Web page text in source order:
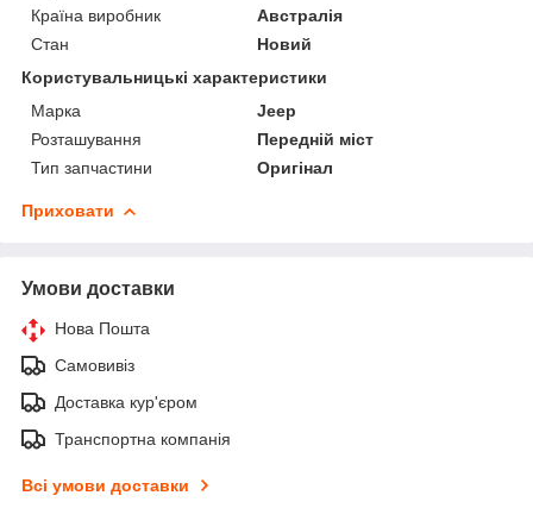
Країна виробник
Австралія
Стан
Новий
Користувальницькі характеристики
Марка
Jeep
Розташування
Передній міст
Тип запчастини
Оригінал
Приховати
Умови доставки
Нова Пошта
Самовивіз
Доставка кур'єром
Транспортна компанія
Всі умови доставки